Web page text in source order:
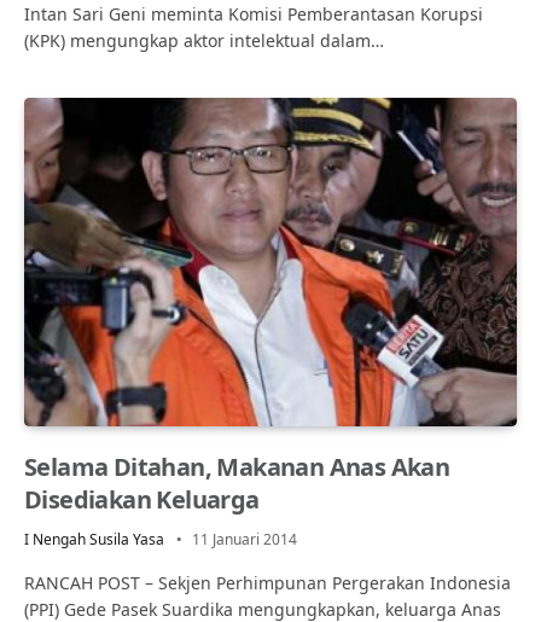
Intan Sari Geni meminta Komisi Pemberantasan Korupsi
(KPK) mengungkap aktor intelektual dalam…
Selama Ditahan, Makanan Anas Akan
Disediakan Keluarga
I Nengah Susila Yasa 11 Januari 2014
RANCAH POST – Sekjen Perhimpunan Pergerakan Indonesia
(PPI) Gede Pasek Suardika mengungkapkan, keluarga Anas